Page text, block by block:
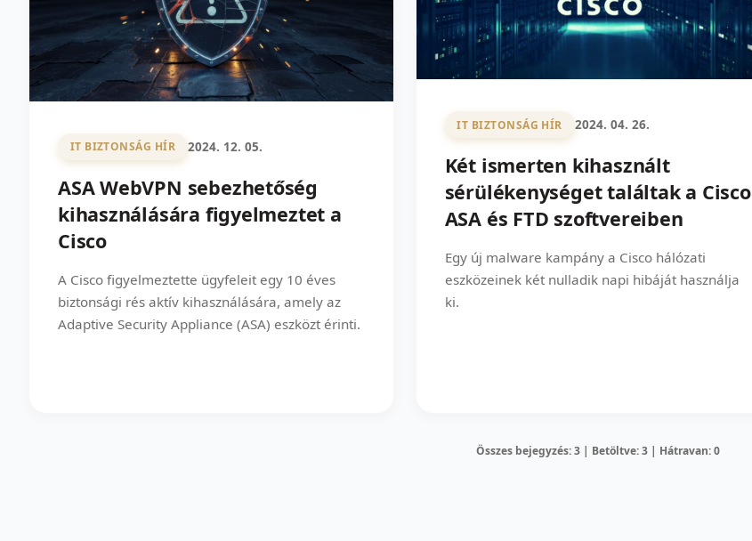
IT BIZTONSÁG HÍR 2024. 12. 05.
ASA WebVPN sebezhetőség
kihasználására figyelmeztet a
Cisco
A Cisco figyelmeztette ügyfeleit egy 10 éves
biztonsági rés aktív kihasználására, amely az
Adaptive Security Appliance (ASA) eszközt érinti.
IT BIZTONSÁG HÍR 2024. 04. 26.
Két ismerten kihasznált
sérülékenységet találtak a Cisco
ASA és FTD szoftvereiben
Egy új malware kampány a Cisco hálózati
eszközeinek két nulladik napi hibáját használja
ki.
Összes bejegyzés: 3 | Betöltve: 3 | Hátravan: 0